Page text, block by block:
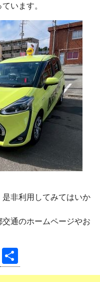
います。
非利用してみてはいか
通のホームページやお
Pi
有